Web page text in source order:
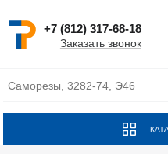
+7 (812) 317-68-18
Заказать звонок